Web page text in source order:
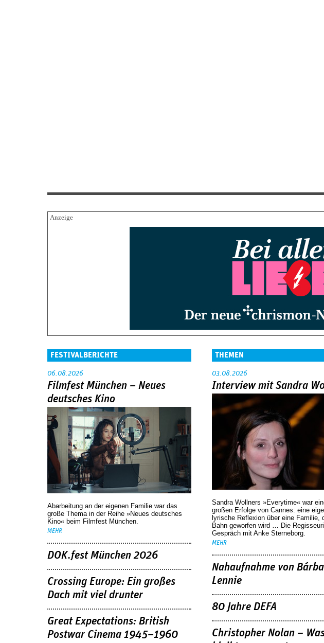
FESTIVALBERICHTE
06.08.2026
Filmfest München – Neues
deutsches Kino
Abarbeitung an der eigenen Familie war das
große Thema in der Reihe »Neues deutsches
Kino« beim Filmfest München.
MEHR
DOK.fest München 2026
Crossing Europe: Ein großes
Dach mit viel drunter
Great Expectations: British
Postwar Cinema 1945–1960
THEMEN
03.08.2026
Interview mit Sandra
Sandra Wollners »Everytime« war
großen Erfolge von Cannes: eine
lyrische Reflexion über eine ­Familie,
Bahn geworfen wird … Die
Gespräch mit Anke Sterneborg.
MEHR
Nahaufnahme von
Lennie
80 Jahre DEFA
Christopher Nolan –